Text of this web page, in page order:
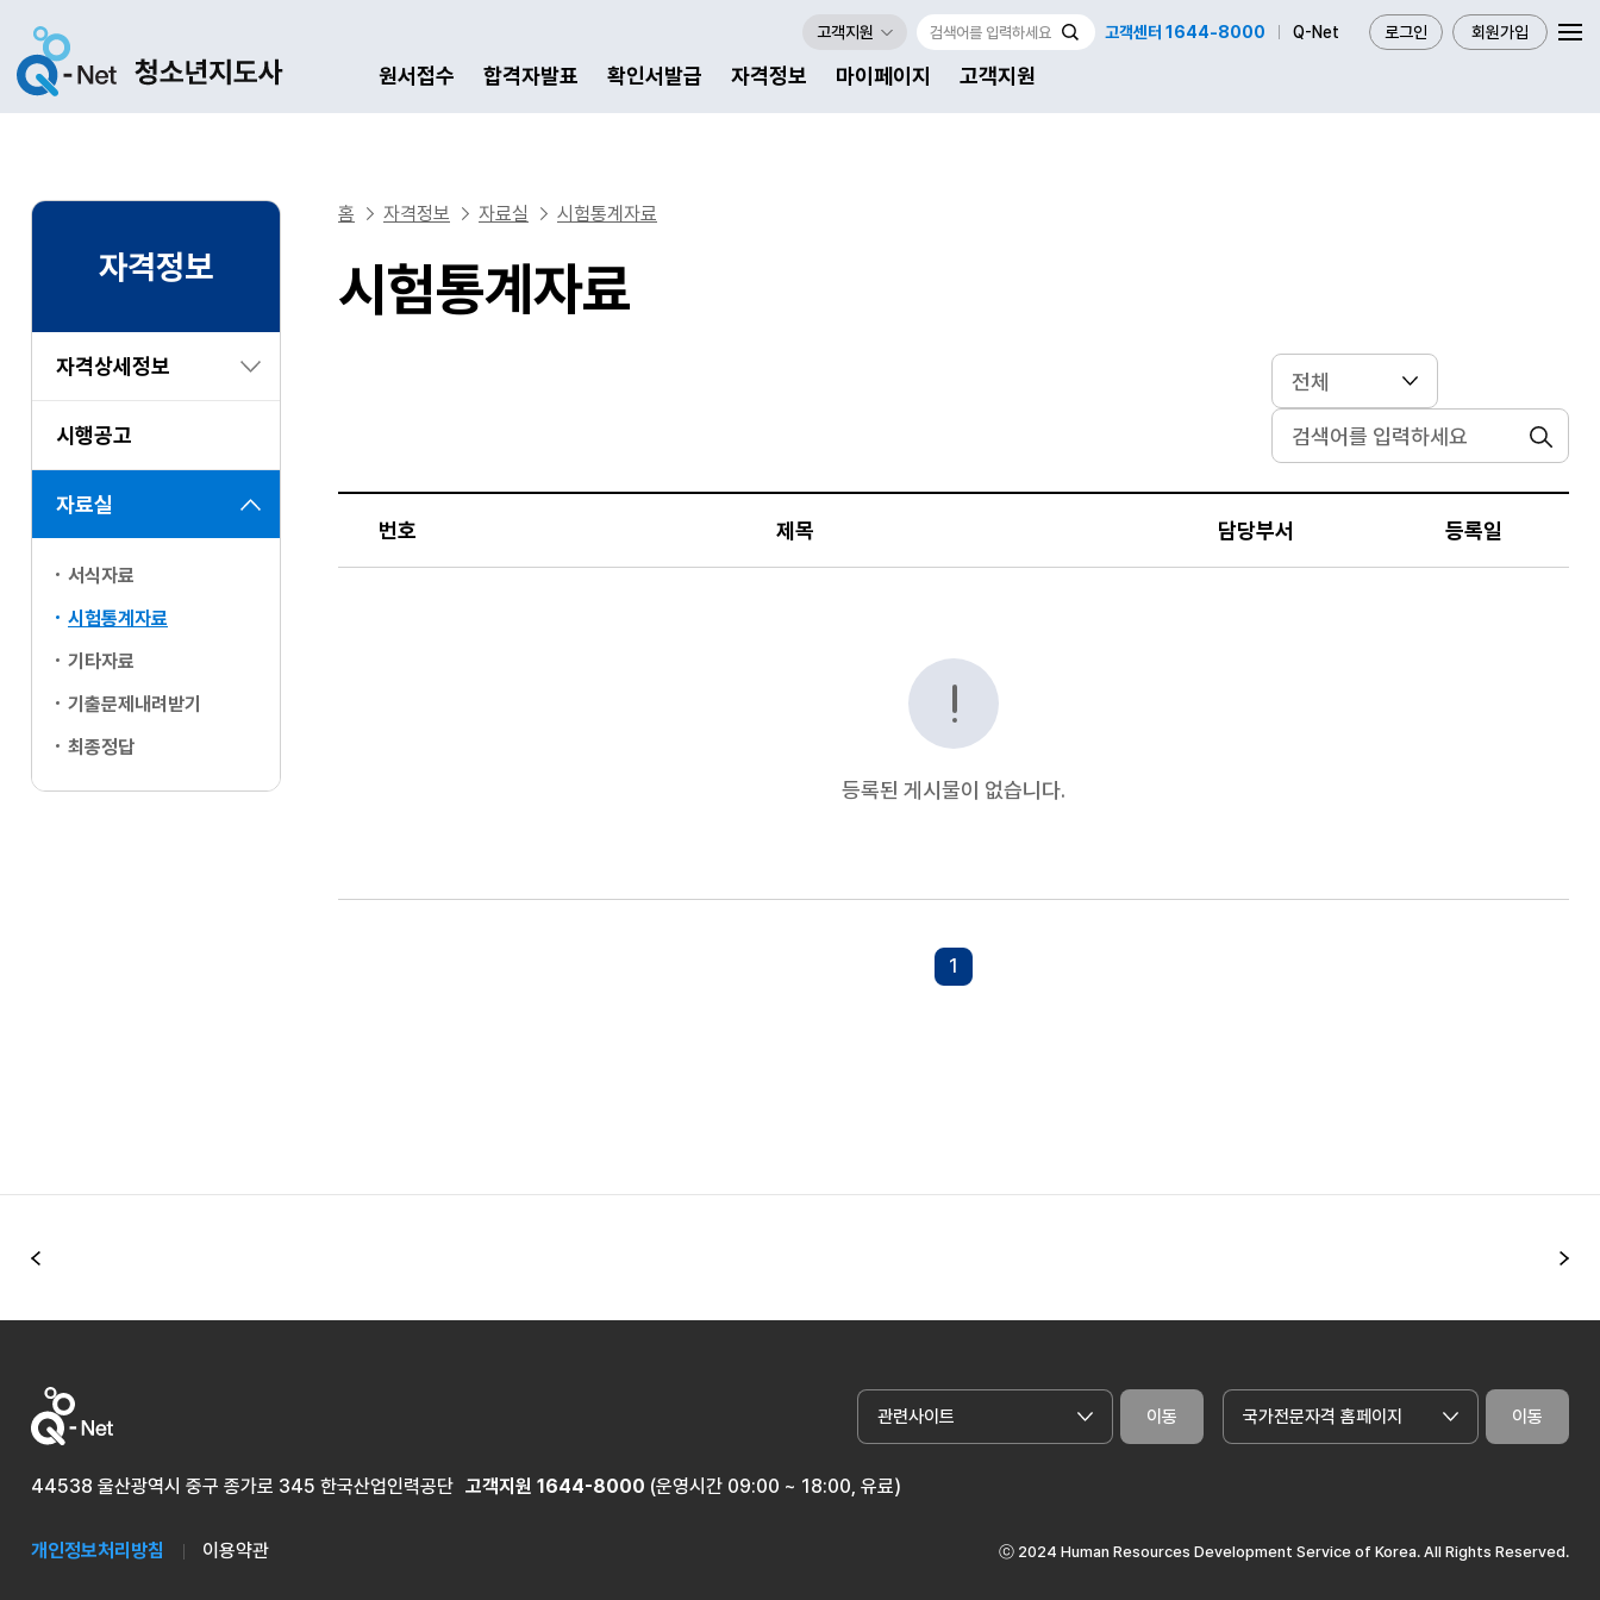
원서접수 합격자발표 확인서발급 자격정보 마이페이지 고객지원
로그인 회원가입
고객센터 1644-8000 Q-Net
고객지원
자격정보
자격상세정보
시행공고
자료실
서식자료
시험통계자료
기타자료
기출문제내려받기
최종정답
홈 자격정보 자료실 시험통계자료
시험통계자료
검색
번호 제목 담당부서 등록일
등록된 게시물이 없습니다.
1
44538 울산광역시 중구 종가로 345 한국산업인력공단 고객지원 1644-8000 (운영시간 09:00 ~ 18:00, 유료)
개인정보처리방침 이용약관
관련사이트 이동 국가전문자격 홈페이지 이동
ⓒ 2024 Human Resources Development Service of Korea. All Rights Reserved.